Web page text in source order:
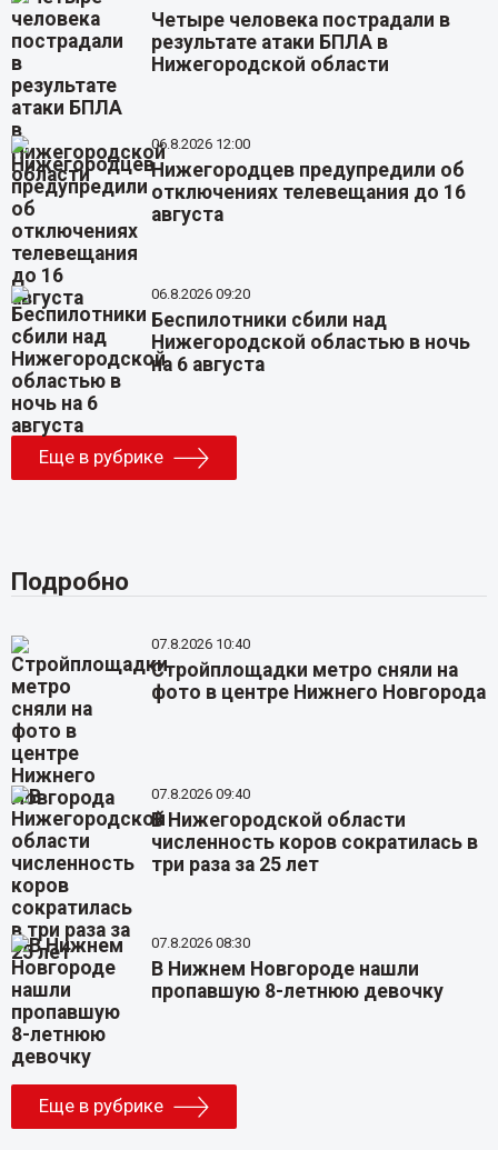
Четыре человека пострадали в
результате атаки БПЛА в
Нижегородской области
06.8.2026 12:00
Нижегородцев предупредили об
отключениях телевещания до 16
августа
06.8.2026 09:20
Беспилотники сбили над
Нижегородской областью в ночь
на 6 августа
Еще в рубрике
Подробно
07.8.2026 10:40
Стройплощадки метро сняли на
фото в центре Нижнего Новгорода
07.8.2026 09:40
В Нижегородской области
численность коров сократилась в
три раза за 25 лет
07.8.2026 08:30
В Нижнем Новгороде нашли
пропавшую 8-летнюю девочку
Еще в рубрике